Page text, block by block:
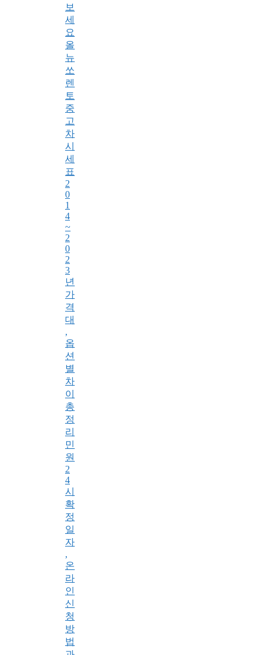
보
세
요
올
뉴
쏘
렌
토
중
고
차
시
세
표
2
0
1
4
~
2
0
2
3
년
가
격
대
,
옵
션
별
차
이
총
정
리
민
원
2
4
시
확
정
일
자
,
온
라
인
신
청
방
법